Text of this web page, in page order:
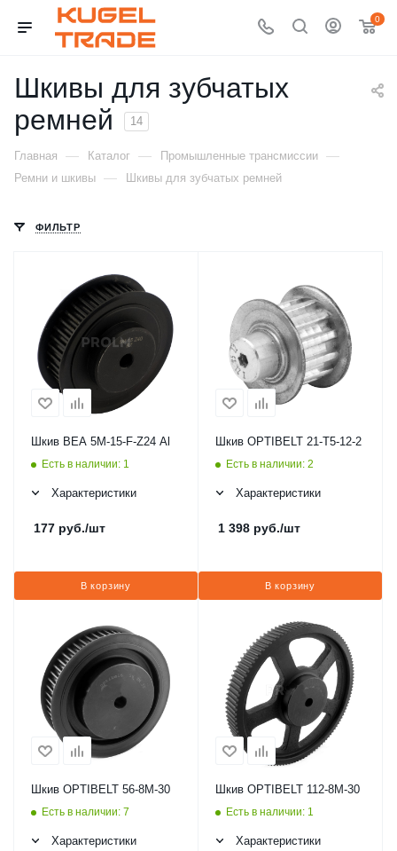
0
Шкивы для зубчатых
ремней
14
Главная — Каталог — Промышленные трансмиссии —
Ремни и шкивы — Шкивы для зубчатых ремней
ФИЛЬТР
Шкив BEA 5M-15-F-Z24 Al
Есть в наличии: 1
Характеристики
177 руб./шт
В корзину
Шкив OPTIBELT 21-T5-12-2
Есть в наличии: 2
Характеристики
1 398 руб./шт
В корзину
Шкив OPTIBELT 56-8M-30
Есть в наличии: 7
Характеристики
Шкив OPTIBELT 112-8M-30
Есть в наличии: 1
Характеристики